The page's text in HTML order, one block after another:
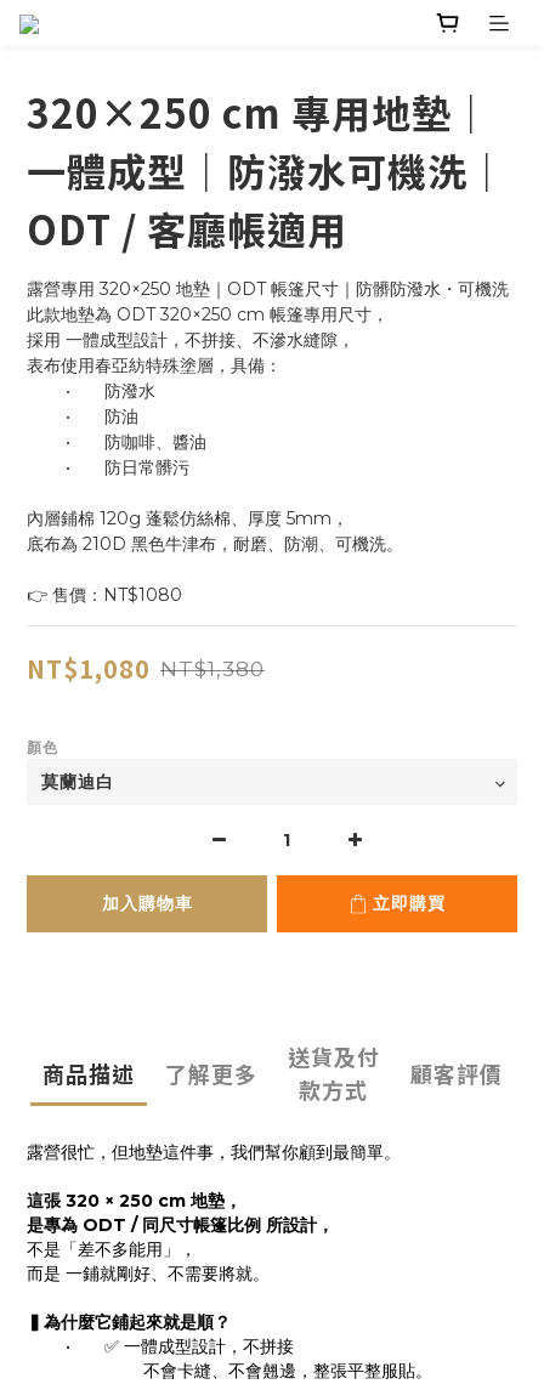
320×250 cm 專用地墊｜
一體成型｜防潑水可機洗｜
ODT / 客廳帳適用
露營專用 320×250 地墊｜ODT 帳篷尺寸｜防髒防潑水・可機洗
此款地墊為 ODT 320×250 cm 帳篷專用尺寸，
採用 一體成型設計，不拼接、不滲水縫隙，
表布使用春亞紡特殊塗層，具備：
	•	防潑水
	•	防油
	•	防咖啡、醬油
	•	防日常髒污
內層鋪棉 120g 蓬鬆仿絲棉、厚度 5mm，
底布為 210D 黑色牛津布，耐磨、防潮、可機洗。
👉 售價：NT$1080
NT$1,080 NT$1,380
顏色
加入購物車 立即購買
商品描述 了解更多
送貨及付
款方式
顧客評價
露營很忙， 但地墊這件事，我們幫你顧到最簡單。
這張 320 × 250 cm 地墊，
是專為 ODT / 同尺寸帳篷比例 所設計，
不是「差不多能用」，
而是 一鋪就剛好、不需要將就。
▍為什麼它鋪起來就是順？
•
✅ 一體成型設計，不拼接
                        不會卡縫、不會翹邊，整張平整服貼。